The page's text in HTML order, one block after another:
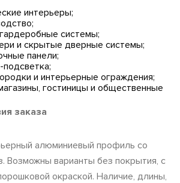
интерьеры;
системы;
и скрытые дверные системы;
панели;
подсветка;
и интерьерные ограждения;
гостиницы и общественные
заказа
алюминиевый профиль со
Возможны варианты без покрытия, с
окраской. Наличие, длины,